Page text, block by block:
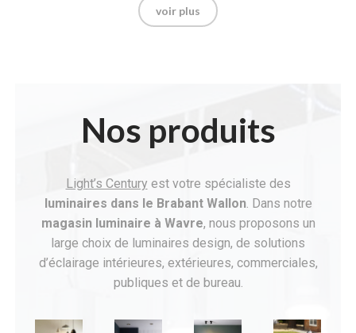
voir plus
Nos produits
Light’s Century est votre spécialiste des
luminaires dans le Brabant Wallon. Dans notre
magasin luminaire à Wavre, nous proposons un
large choix de luminaires design, de solutions
d’éclairage intérieures, extérieures, commerciales,
publiques et de bureau.